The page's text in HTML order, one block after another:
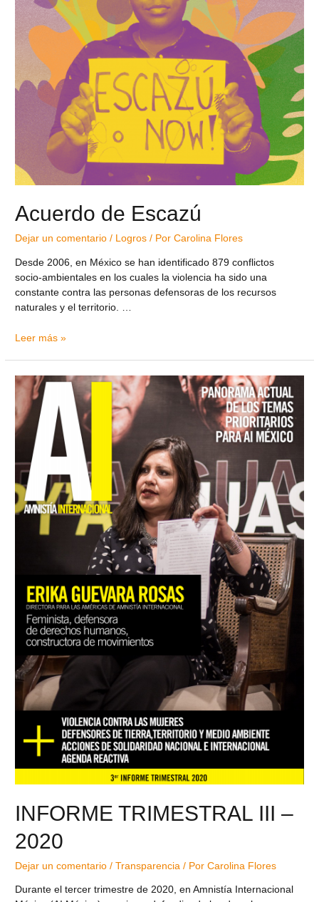
Acuerdo de Escazú
Dejar un comentario / Logros / PorCarolina Flores
Desde 2006, en México se han identificado 879 conflictos
socio-ambientales en los cuales la violencia ha sido una
constante contra las personas defensoras de los recursos
naturales y el territorio. …
Leer más »
INFORME TRIMESTRAL III –
2020
Dejar un comentario /Transparencia / PorCarolina Flores
Durante el tercer trimestre de 2020, en Amnistía Internacional